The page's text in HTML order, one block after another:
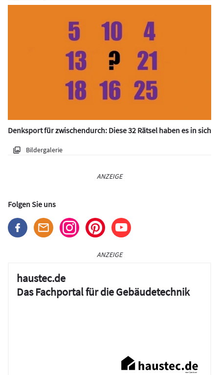
Denksport für zwischendurch: Diese 32 Rätsel haben es in sich
Bildergalerie
ANZEIGE
Folgen Sie uns
ANZEIGE
haustec.de
Das Fachportal für die Gebäudetechnik